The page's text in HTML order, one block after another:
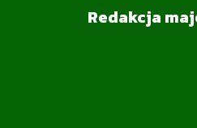
Redakcja